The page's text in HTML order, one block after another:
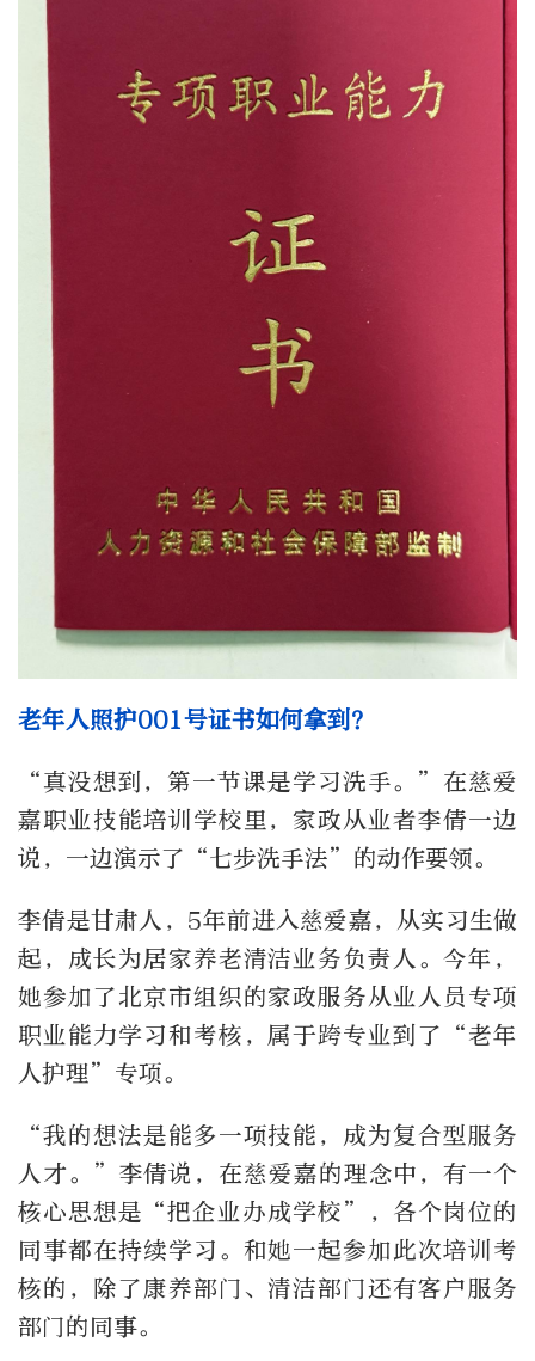
老年人照护001号证书如何拿到？
“真没想到，第一节课是学习洗手。”在慈爱
嘉职业技能培训学校里，家政从业者李倩一边
说，一边演示了“七步洗手法”的动作要领。
李倩是甘肃人，5年前进入慈爱嘉，从实习生做
起，成长为居家养老清洁业务负责人。今年，
她参加了北京市组织的家政服务从业人员专项
职业能力学习和考核，属于跨专业到了“老年
人护理”专项。
“我的想法是能多一项技能，成为复合型服务
人才。”李倩说，在慈爱嘉的理念中，有一个
核心思想是“把企业办成学校”，各个岗位的
同事都在持续学习。和她一起参加此次培训考
核的，除了康养部门、清洁部门还有客户服务
部门的同事。